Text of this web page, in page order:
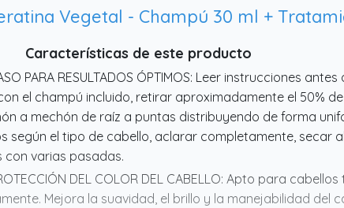
Características de este producto
PARA RESULTADOS ÓPTIMOS: Leer instrucciones
el champú incluido, retirar aproximadamente el 50%
a mechón de raíz a puntas distribuyendo de forma
según el tipo de cabello, aclarar completamente, secar
con varias pasadas.
DEL COLOR DEL CABELLO: Apto para
Mejora la suavidad, el brillo y la manejabilidad del